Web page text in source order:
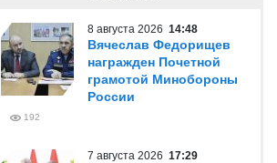
8 августа 2026 14:48
Вячеслав Федорищев
награжден Почетной
грамотой Минобороны
России
192
7 августа 2026 17:29